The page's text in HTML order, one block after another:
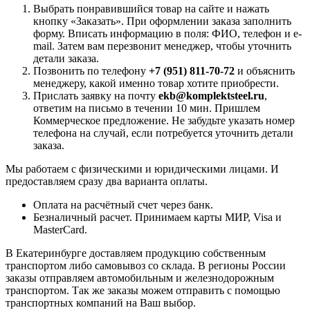
Выбрать понравившийся товар на сайте и нажать
кнопку «Заказать». При оформлении заказа заполнить
форму. Вписать информацию в поля: ФИО, телефон и e-
mail. Затем вам перезвонит менеджер, чтобы уточнить
детали заказа.
Позвонить по телефону +7 (951) 811-70-72 и объяснить
менеджеру, какой именно товар хотите приобрести.
Прислать заявку на почту ekb@komplektsteel.ru,
ответим на письмо в течении 10 мин. Пришлем
Коммерческое предложение. Не забудьте указать номер
телефона на случай, если потребуется уточнить детали
заказа.
Мы работаем с физическими и юридическими лицами. И
предоставляем сразу два варианта оплаты.
Оплата на расчётный счет через банк.
Безналичный расчет. Принимаем карты МИР, Visa и
MasterCard.
В Екатеринбурге доставляем продукцию собственным
транспортом либо самовывоз со склада. В регионы России
заказы отправляем автомобильным и железнодорожным
транспортом. Так же заказы можем отправить с помощью
транспортных компаний на Ваш выбор.